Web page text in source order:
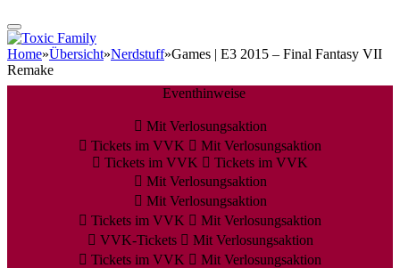
Home»Übersicht»Nerdstuff»Games | E3 2015 – Final Fantasy VII
Remake
Eventhinweise
Mit Verlosungsaktion
Tickets im VVK
Mit Verlosungsaktion
Tickets im VVK
Tickets im VVK
Mit Verlosungsaktion
Mit Verlosungsaktion
Tickets im VVK
Mit Verlosungsaktion
VVK-Tickets
Mit Verlosungsaktion
Tickets im VVK
Mit Verlosungsaktion